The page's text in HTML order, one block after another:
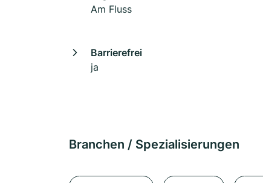
Am Fluss
Barrierefrei
ja
Branchen / Spezialisierungen